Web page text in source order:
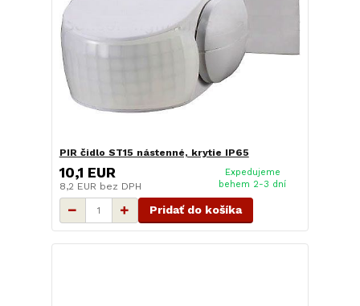
PIR čidlo ST15 nástenné, krytie IP65
10,1 EUR
8,2 EUR bez DPH
Expedujeme
behem 2-3 dní
Pridať do košíka